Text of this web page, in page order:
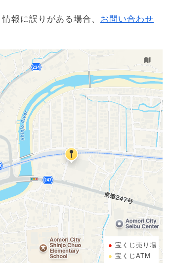
報に誤りがある場合、 お問い合わせ
宝くじ売り場
宝くじATM